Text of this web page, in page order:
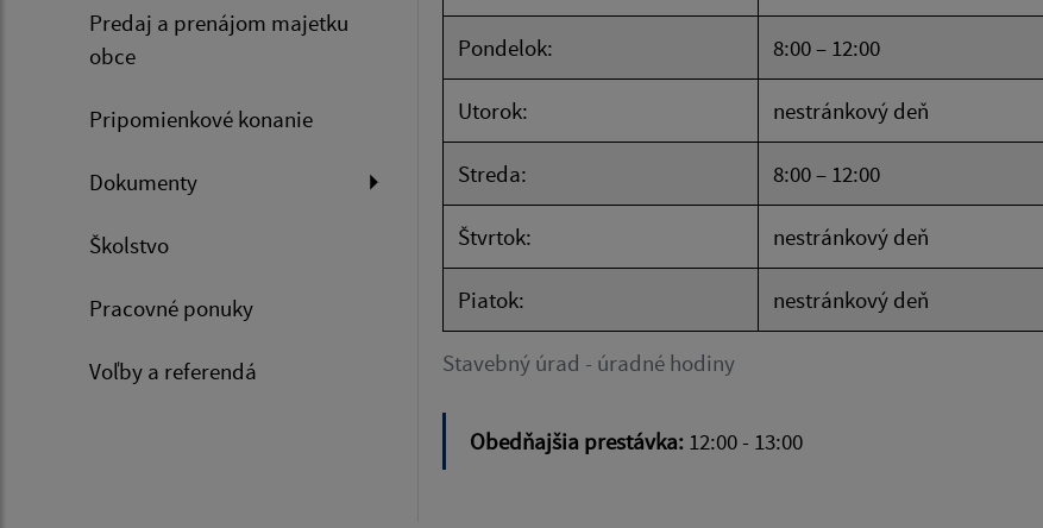
Predaj a prenájom majetku
obce
Pripomienkové konanie
Dokumenty
Školstvo
Pracovné ponuky
Voľby a referendá Stavebný úrad - úradné hodiny
Pondelok: 8:00 – 12:00
Utorok: nestránkový deň
Streda: 8:00 – 12:00
Štvrtok: nestránkový deň
Piatok: nestránkový deň
Obedňajšia prestávka: 12:00 - 13:00